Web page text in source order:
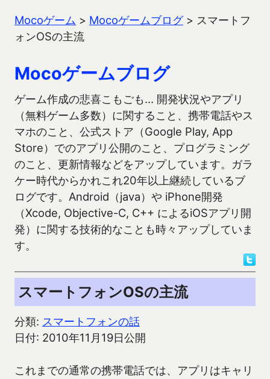
Mocoゲーム > Mocoゲームブログ> スマートフ
ォンOSの主流
Mocoゲームブログ
ゲーム作成の悲喜こもごも… 開発状況やアプリ
（無料ゲーム多数）に関すること、携帯電話やス
マホのこと、公式ストア（Google Play, App
Store）でのアプリ公開のこと、プログラミング
のこと、更新情報などをアップしています。ガラ
ケー時代からかれこれ20年以上継続しているブ
ログです。Android（java）や iPhone開発
（Xcode, Objective-C, C++ によるiOSアプリ開
発）に関する技術的なことも時々アップしていま
す。
スマートフォンOSの主流
分類: スマートフォンの話
日付: 2010年11月19日公開
これまでの通常の携帯電話では、アプリはキャリ